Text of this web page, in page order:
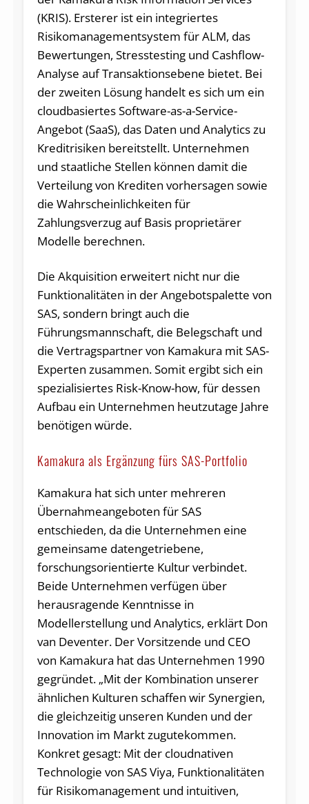
(KRIS). Ersterer ist ein integriertes
Risikomanagementsystem für ALM, das
Bewertungen, Stresstesting und Cashflow-
Analyse auf Transaktionsebene bietet. Bei
der zweiten Lösung handelt es sich um ein
cloudbasiertes Software-as-a-Service-
Angebot (SaaS), das Daten und Analytics zu
Kreditrisiken bereitstellt. Unternehmen
und staatliche Stellen können damit die
Verteilung von Krediten vorhersagen sowie
die Wahrscheinlichkeiten für
Zahlungsverzug auf Basis proprietärer
Modelle berechnen.
Die Akquisition erweitert nicht nur die
Funktionalitäten in der Angebotspalette von
SAS, sondern bringt auch die
Führungsmannschaft, die Belegschaft und
die Vertragspartner von Kamakura mit SAS-
Experten zusammen. Somit ergibt sich ein
spezialisiertes Risk-Know-how, für dessen
Aufbau ein Unternehmen heutzutage Jahre
benötigen würde.
Kamakura als Ergänzung fürs SAS-Portfolio
Kamakura hat sich unter mehreren
Übernahmeangeboten für SAS
entschieden, da die Unternehmen eine
gemeinsame datengetriebene,
forschungsorientierte Kultur verbindet.
Beide Unternehmen verfügen über
herausragende Kenntnisse in
Modellerstellung und Analytics, erklärt Don
van Deventer. Der Vorsitzende und CEO
von Kamakura hat das Unternehmen 1990
gegründet. „Mit der Kombination unserer
ähnlichen Kulturen schaffen wir Synergien,
die gleichzeitig unseren Kunden und der
Innovation im Markt zugutekommen.
Konkret gesagt: Mit der cloudnativen
Technologie von SAS Viya, Funktionalitäten
für Risikomanagement und intuitiven,